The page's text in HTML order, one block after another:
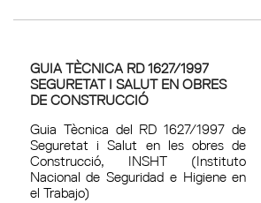
GUIA TÈCNICA RD 1627/1997
SEGURETAT I SALUT EN OBRES
DE CONSTRUCCIÓ
Guia Tècnica del RD 1627/1997 de
Seguretat i Salut en les obres de
Construcció, INSHT (Instituto
Nacional de Seguridad e Higiene en
el Trabajo)